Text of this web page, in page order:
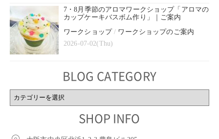
7・8月季節のアロマワークショップ「アロマの
カップケーキバスボム作り」｜ご案内
ワークショップ/ ワークショップのご案内
2026-07-02(Thu)
BLOG CATEGORY
BLOG
CATEGORY
SHOP INFO